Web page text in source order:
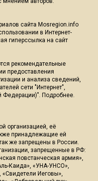
сайта Mosregion.info
в Интернет-
гиперссылка на сайт
рекомендательные
предоставления
и анализа сведений,
сети "Интернет",
Федерации)". Подробнее.
организацией, её
принадлежащие ей
же запрещены в России.
запрещенные в РФ:
повстанческая армия»,
Каида», «УНА-УНСО»,
«Свидетели Иеговы»,